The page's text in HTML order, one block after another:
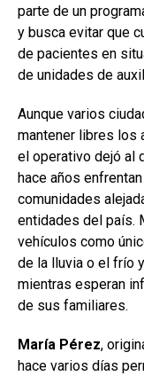
parte de un
y busca evitar que
de pacientes en
de unidades de
Aunque varios
mantener libres los
el operativo dejó al
hace años
comunidades
entidades del país.
vehículos como
de la lluvia o el frío
mientras esperan
de sus familiares.
María Pérez,
hace varios días